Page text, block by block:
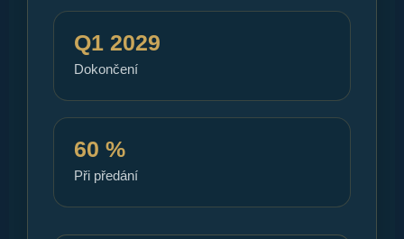
Q1 2029
Dokončení
60 %
Při předání